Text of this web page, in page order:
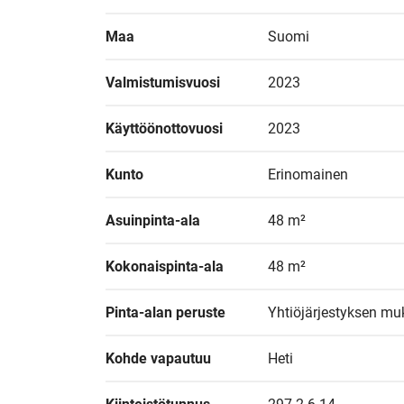
Maa Suomi
Valmistumisvuosi 2023
Käyttöönottovuosi 2023
Kunto Erinomainen
Asuinpinta-ala 48 m²
Kokonaispinta-ala 48 m²
Pinta-alan peruste Yhtiöjärjestyksen
Kohde vapautuu Heti